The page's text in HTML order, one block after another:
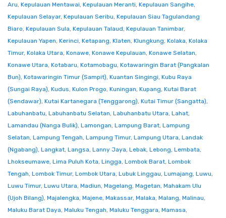
Aru, Kepulauan Mentawai, Kepulauan Meranti, Kepulauan Sangihe,
Kepulauan Selayar, Kepulauan Seribu, Kepulauan Siau Tagulandang
Biaro, Kepulauan Sula, Kepulauan Talaud, Kepulauan Tanimbar,
Kepulauan Yapen, Kerinci, Ketapang, Klaten, Klungkung, Kolaka, Kolaka
Timur, Kolaka Utara, Konawe, Konawe Kepulauan, Konawe Selatan,
Konawe Utara, Kotabaru, Kotamobagu, Kotawaringin Barat (Pangkalan
Bun), Kotawaringin Timur (Sampit), Kuantan Singingi, Kubu Raya
(Sungai Raya), Kudus, Kulon Progo, Kuningan, Kupang, Kutai Barat
(Sendawar), Kutai Kartanegara (Tenggarong), Kutai Timur (Sangatta),
Labuhanbatu, Labuhanbatu Selatan, Labuhanbatu Utara, Lahat,
Lamandau (Nanga Bulik), Lamongan, Lampung Barat, Lampung
Selatan, Lampung Tengah, Lampung Timur, Lampung Utara, Landak
(Ngabang), Langkat, Langsa, Lanny Jaya, Lebak, Lebong, Lembata,
Lhokseumawe, Lima Puluh Kota, Lingga, Lombok Barat, Lombok
Tengah, Lombok Timur, Lombok Utara, Lubuk Linggau, Lumajang, Luwu,
Luwu Timur, Luwu Utara, Madiun, Magelang, Magetan, Mahakam Ulu
(Ujoh Bilang), Majalengka, Majene, Makassar, Malaka, Malang, Malinau,
Maluku Barat Daya, Maluku Tengah, Maluku Tenggara, Mamasa,